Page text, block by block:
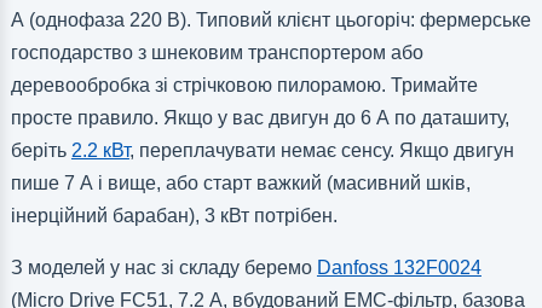
А (однофаза 220 В). Типовий клієнт цьогоріч: фермерське
господарство з шнековим транспортером або
деревообробка зі стрічковою пилорамою. Тримайте
просте правило. Якщо у вас двигун до 6 А по даташиту,
беріть 2.2 кВт, переплачувати немає сенсу. Якщо двигун
пише 7 А і вище, або старт важкий (масивний шків,
інерційний барабан), 3 кВт потрібен.
З моделей у нас зі складу беремо Danfoss 132F0024
(Micro Drive FC51, 7.2 А, вбудований EMC-фільтр, базова